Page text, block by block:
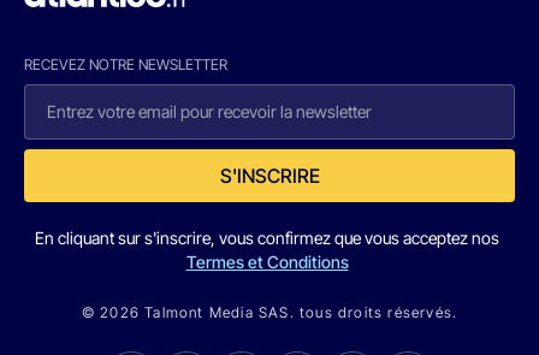
RECEVEZ NOTRE NEWSLETTER
S'INSCRIRE
En cliquant sur s'inscrire, vous confirmez que vous acceptez nos
Termes et Conditions
© 2026 Talmont Media SAS. tous droits réservés.